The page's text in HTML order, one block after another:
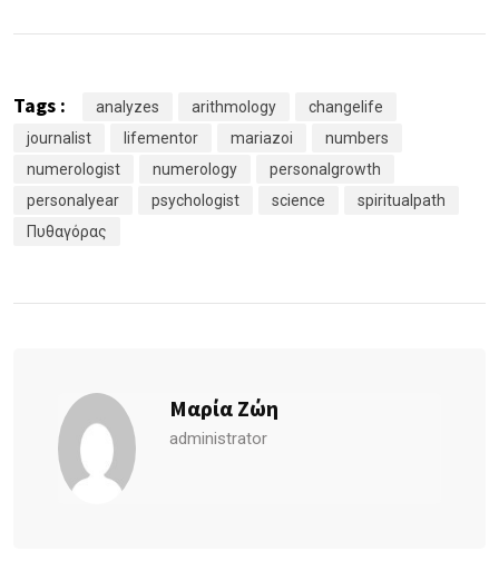
Tags : analyzes arithmology
changelife
journalist
lifementor mariazoi
numbers
numerologist
numerology
personalgrowth
personalyear
psychologist science
spiritualpath
Πυθαγόρας
Μαρία Ζώη
administrator